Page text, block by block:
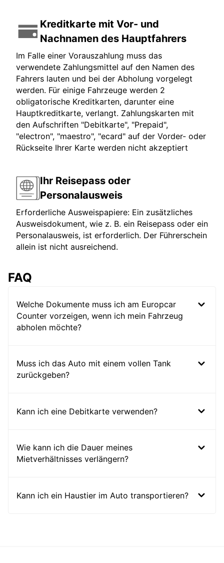
Kreditkarte mit Vor- und
Nachnamen des Hauptfahrers
Im Falle einer Vorauszahlung muss das
verwendete Zahlungsmittel auf den Namen des
Fahrers lauten und bei der Abholung vorgelegt
werden. Für einige Fahrzeuge werden 2
obligatorische Kreditkarten, darunter eine
Hauptkreditkarte, verlangt. Zahlungskarten mit
den Aufschriften "Debitkarte", "Prepaid",
"electron", "maestro", "ecard" auf der Vorder- oder
Rückseite Ihrer Karte werden nicht akzeptiert
Ihr Reisepass oder
Personalausweis
Erforderliche Ausweispapiere: Ein zusätzliches
Ausweisdokument, wie z. B. ein Reisepass oder ein
Personalausweis, ist erforderlich. Der Führerschein
allein ist nicht ausreichend.
FAQ
Welche Dokumente muss ich am Europcar
Counter vorzeigen, wenn ich mein Fahrzeug
abholen möchte?
Muss ich das Auto mit einem vollen Tank
zurückgeben?
Kann ich eine Debitkarte verwenden?
Wie kann ich die Dauer meines
Mietverhältnisses verlängern?
Kann ich ein Haustier im Auto transportieren?